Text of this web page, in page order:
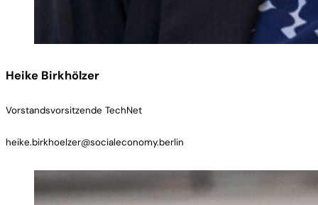
Heike Birkhölzer
Vorstandsvorsitzende TechNet
heike.birkhoelzer@socialeconomy.berlin